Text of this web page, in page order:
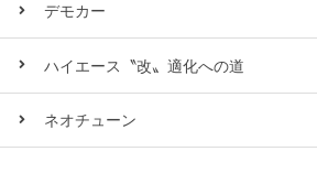
デモカー
ハイエース〝改〟適化への道
ネオチューン